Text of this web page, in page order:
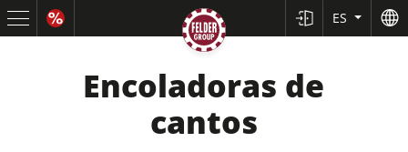
ES
Encoladoras de
cantos